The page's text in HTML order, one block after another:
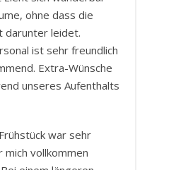
ohne dass die
darunter leidet.
ist sehr freundlich
Extra-Wünsche
unseres Aufenthalts
war sehr
mich vollkommen